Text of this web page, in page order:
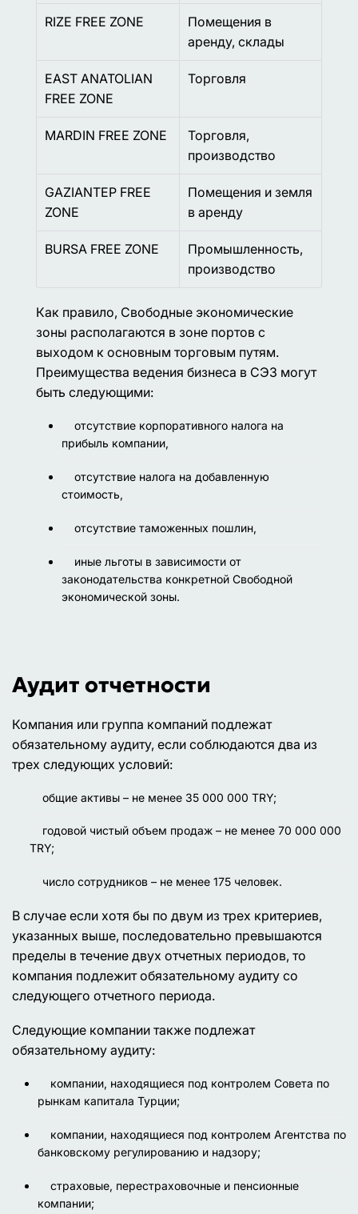
RIZE FREE ZONE
Помещения в
аренду, склады
EAST ANATOLIAN
FREE ZONE
Торговля
MARDIN FREE ZONE
Торговля,
производство
GAZIANTEP FREE
ZONE
Помещения и земля
в аренду
BURSA FREE ZONE
Промышленность,
производство
Как правило, Свободные экономические
зоны располагаются в зоне портов с
выходом к основным торговым путям.
Преимущества ведения бизнеса в СЭЗ могут
быть следующими:
отсутствие корпоративного налога на
прибыль компании,
отсутствие налога на добавленную
стоимость,
отсутствие таможенных пошлин,
иные льготы в зависимости от
законодательства конкретной Свободной
экономической зоны.
Аудит отчетности
Компания или группа компаний подлежат
обязательному аудиту, если соблюдаются два из
трех следующих условий:
общие активы – не менее 35 000 000 TRY;
годовой чистый объем продаж – не менее 70 000 000
TRY;
число сотрудников – не менее 175 человек.
В случае если хотя бы по двум из трех критериев,
указанных выше, последовательно превышаются
пределы в течение двух отчетных периодов, то
компания подлежит обязательному аудиту со
следующего отчетного периода.
Следующие компании также подлежат
обязательному аудиту:
компании, находящиеся под контролем Совета по
рынкам капитала Турции;
компании, находящиеся под контролем Агентства по
банковскому регулированию и надзору;
страховые, перестраховочные и пенсионные
компании;